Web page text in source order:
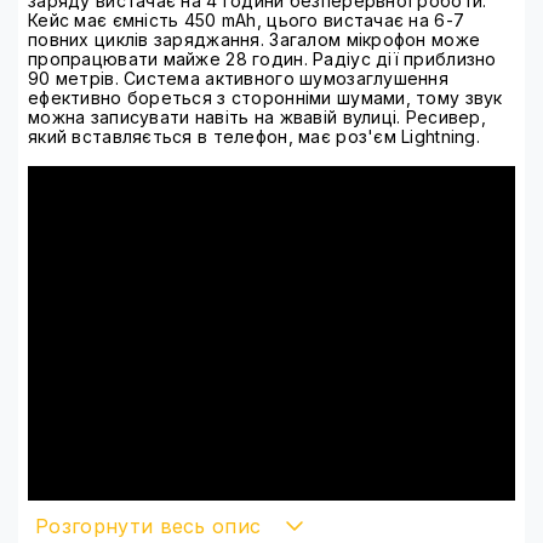
Кейс має ємність 450 mAh, цього вистачає на 6-7
повних циклів заряджання. Загалом мікрофон може
пропрацювати майже 28 годин. Радіус дії приблизно
90 метрів. Система активного шумозаглушення
ефективно бореться з сторонніми шумами, тому звук
можна записувати навіть на жвавій вулиці. Ресивер,
який вставляється в телефон, має роз'єм Lightning.
Розгорнути весь опис